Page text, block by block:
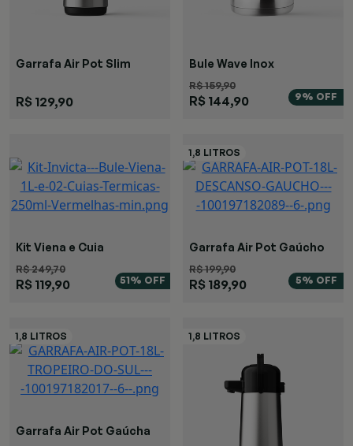
Garrafa Air Pot Slim
R$ 129,90
Bule Wave Inox
R$ 159,90
R$ 144,90 9% OFF
Kit Viena e Cuia
R$ 249,70
R$ 119,90 51% OFF
Garrafa Air Pot Gaúcho
R$ 199,90
R$ 189,90 5% OFF
Garrafa Air Pot Gaúcha